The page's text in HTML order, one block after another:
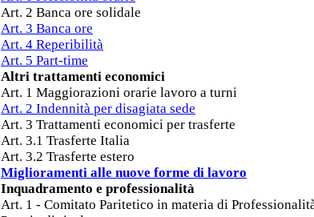
Art. 2 Banca ore solidale
Art. 3 Banca ore
Art. 4 Reperibilità
Art. 5 Part-time
Altri trattamenti economici
Art. 1 Maggiorazioni orarie lavoro a turni
Art. 2 Indennità per disagiata sede
Art. 3 Trattamenti economici per trasferte
Art. 3.1 Trasferte Italia
Art. 3.2 Trasferte estero
Miglioramenti alle nuove forme di lavoro
Inquadramento e professionalità
Art. 1 - Comitato Paritetico in materia di